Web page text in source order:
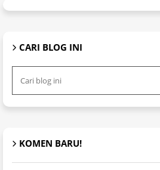
CARI BLOG INI
KOMEN BARU!